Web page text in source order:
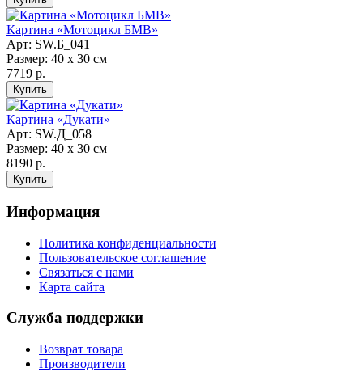
Картина «Мотоцикл БМВ»
Арт: SW.Б_041
Размер: 40 х 30 см
7719 р.
Картина «Дукати»
Арт: SW.Д_058
Размер: 40 х 30 см
8190 р.
Информация
Политика конфиденциальности
Пользовательское соглашение
Связаться с нами
Карта сайта
Служба поддержки
Возврат товара
Производители